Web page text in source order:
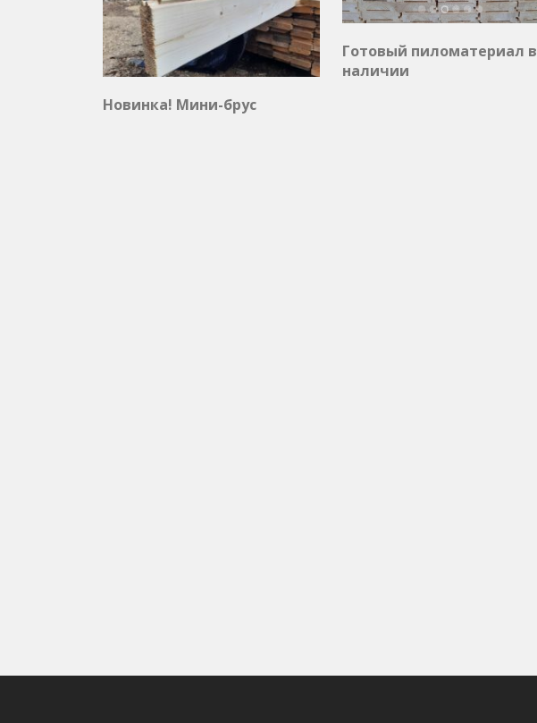
Новинка! Мини-брус
Готовый пиломатериал в
наличии